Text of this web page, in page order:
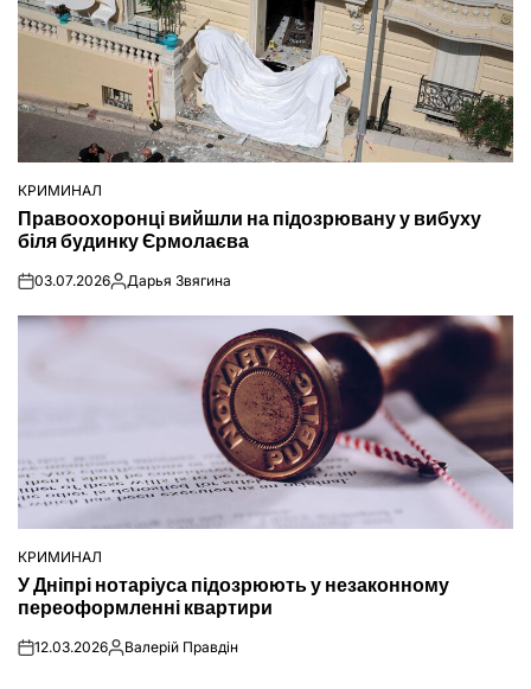
ОПУБЛІКУВАТИ
КРИМИНАЛ
Правоохоронці вийшли на підозрювану у вибуху
біля будинку Єрмолаєва
on03.07.2026Опубліковано
Дарья Звягина
ОПУБЛІКУВАТИ
У
КРИМИНАЛ
У Дніпрі нотаріуса підозрюють у незаконному
переоформленні квартири
on12.03.2026Опубліковано
Валерій Правдін